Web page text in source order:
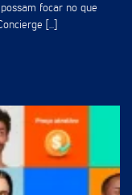
focar no que
[...]